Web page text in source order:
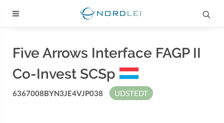
Five Arrows Interface FAGP II
Co-Invest SCSp
6367008BYN3JE4VJP038 UDSTEDT